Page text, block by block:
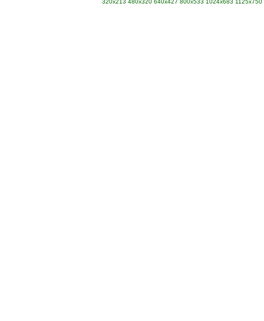
320x213 480x320 640x427 800x533 1024x683 1125x750